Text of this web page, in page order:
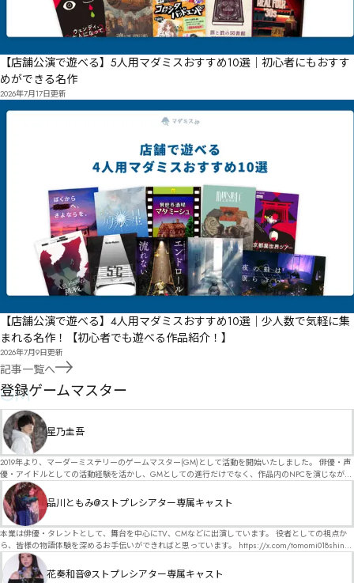
【店舗公演で遊べる】5人用マダミスおすすめ10選｜初心者にもおすす
めができる名作
2026年7月17日更新
【店舗公演で遊べる】4人用マダミスおすすめ10選｜少人数で気軽に集
まれる名作！【初心者でも遊べる作品紹介！】
2026年7月9日更新
記事一覧へ
GM
登録ゲームマスター
星乃圭吾
2019年より、マーダーミステリーのゲームマスター(GM)として活動を開始いたしました。 俳優・声
優・アイドルとしての活動経験を活かし、GMとしての進行だけでなく、作品内のNPCを演じなが
ら、お客様に物語の世界へ入り込んでいただくような演出・サービスを得意としています。 自分自
身でも作品制作を行っているので、作家さんが作品に込めた想いや意図を大切にしながら、その作
品の魅力をお客様に届けられるような公演を心がけています。 参加してくださる皆様がどんなエン
ディングを迎えるのか、どんな物語が生まれるのかを想像しながら、公演を進めていく時間が本当
に大好きです！ 対応可能作品は、オフライン（対面）作品のみとなります。 得意分野をひとつ挙げ
るなら恋愛もの（恋愛要素を含むシナリオ）ですが、ファンタジー、デスゲーム、青春ものなど、
ジャンルを問わず幅広く対応可能です！お任せください！ 《所属団体・店舗》 ★ Lanbelysma -ラン
ビリズマ- (代表・制作・GM) ★ ストーリープレイングシアター (GM) ★ フィネガンズ ウェイク
品川ともみ@ストプレシアター専属キャスト
本業は俳優・タレントとして、舞台を中心にTV、CMなどに出演しています。 役者としての視点か
ら、皆様の物語体験を深めるお手伝いができればと思っています。 https://x.com/tomomi018shin?
s=11 活動内容はSNSにて投稿しています。 SPT所属。 ストーリープレイングシアター「星詠みの
標」にてGMデビュー。 ボードゲーム×体感型演劇 イマーシブカフェ「コアクト」(不定期開催)出
花奏和音@ストプレシアター専属キャスト